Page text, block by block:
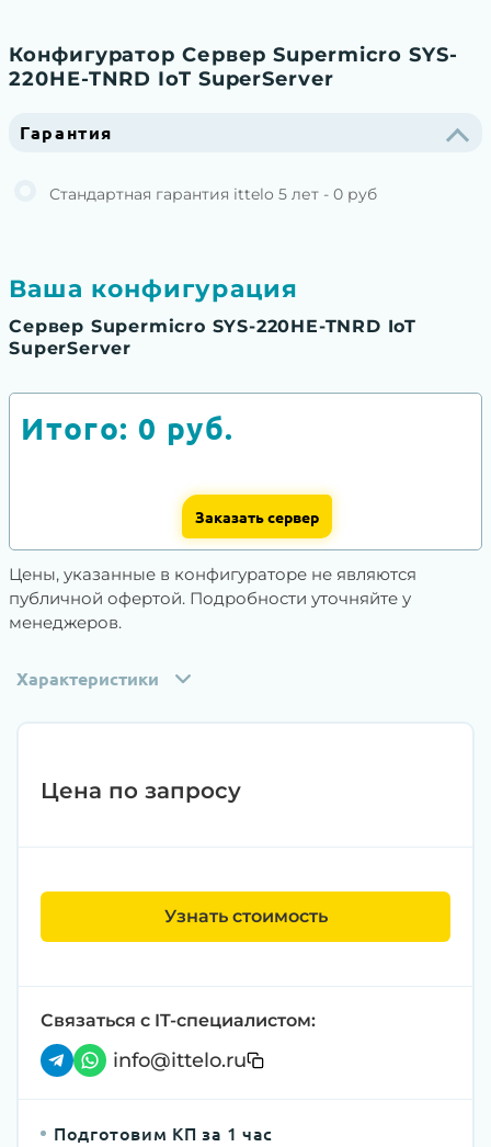
Конфигуратор Сервер Supermicro SYS-
220HE-TNRD IoT SuperServer
Гарантия
Стандартная гарантия ittelo 5 лет - 0 руб
Ваша конфигурация
Сервер Supermicro SYS-220HE-TNRD IoT
SuperServer
Итого: 0 руб.
Заказать сервер
Цены, указанные в конфигураторе не являются
публичной офертой. Подробности уточняйте у
менеджеров.
Характеристики
Цена по запросу
Узнать стоимость
Связаться с IT-специалистом:
info@ittelo.ru
Подготовим КП за 1 час